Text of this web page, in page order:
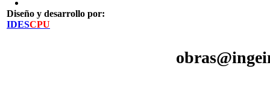
Diseño y desarrollo por:
IDESCPU